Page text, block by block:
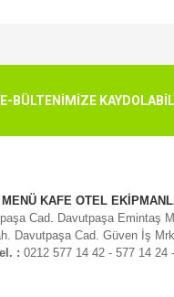
BÜLTENİMİZE
MENÜ KAFE OTEL
Cad. Davutpaşa Emintaş
Davutpaşa Cad. Güven İş
: 0212 577 14 42 - 577 14 24 -